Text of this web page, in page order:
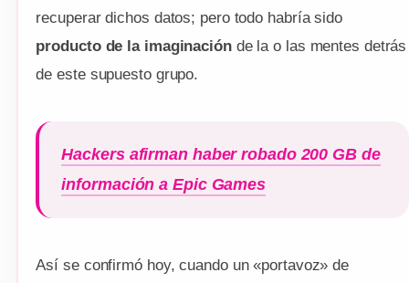
recuperar dichos datos; pero todo habría sido
producto de la imaginación de la o las mentes detrás
de este supuesto grupo.
Hackers afirman haber robado 200 GB de
información a Epic Games
Así se confirmó hoy, cuando un «portavoz» de